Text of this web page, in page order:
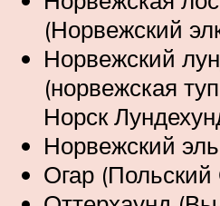
(Норвежский
Норвежский
(норвежская
Норск
Норвежский
Огар (Польский